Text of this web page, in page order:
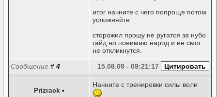
итог начните с чего попроще потом
усложняйте
сторожил прошу не ругатся за нубо
гайд но понимаю народ и не смог
не откликнутся.
Сообщение # 4 15.08.09 - 09:21:17
Prizrack •
Начните с тренировки силы воли